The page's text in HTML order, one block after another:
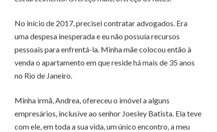
No início de 2017, precisei contratar advogados. Era
uma despesa inesperada e eu não possuía recursos
pessoais para enfrentá-la. Minha mãe colocou então à
venda o apartamento em que reside há mais de 35 anos
no Rio de Janeiro.
Minha irmã, Andrea, ofereceu o imóvel a alguns
empresários, inclusive ao senhor Joesley Batista. Ela teve
com ele, em toda a sua vida, um único encontro, a meu